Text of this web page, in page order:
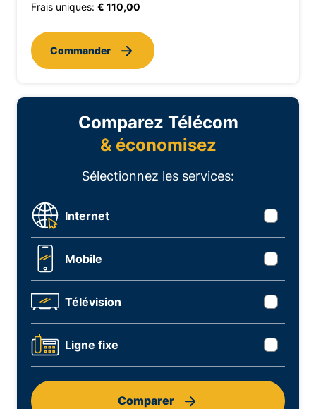
Frais uniques: € 110,00
Commander
Comparez Télécom
& économisez
Sélectionnez les services:
Internet
Mobile
Télévision
Ligne fixe
Comparer